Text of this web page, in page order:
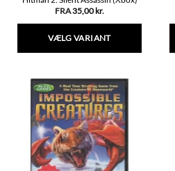
FRA35,00 kr.
VÆLG VARIANT
har
flere
varianter.
Mulighederne
kan
vælges
på